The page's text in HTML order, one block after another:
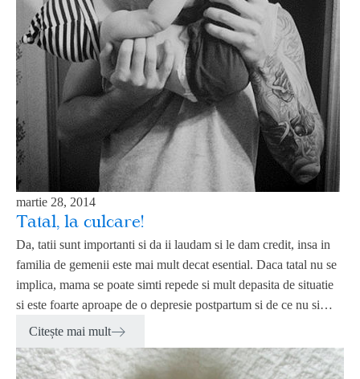
martie 28, 2014
Tatal, la culcare!
Da, tatii sunt importanti si da ii laudam si le dam credit, insa in
familia de gemenii este mai mult decat esential. Daca tatal nu se
implica, mama se poate simti repede si mult depasita de situatie
si este foarte aproape de o depresie postpartum si de ce nu si…
Citește mai mult